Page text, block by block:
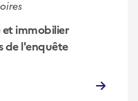
immobilier
de l'enquête